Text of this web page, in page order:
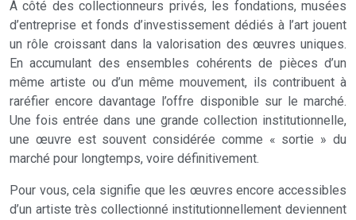
À côté des collectionneurs privés, les fondations, musées
d’entreprise et fonds d’investissement dédiés à l’art jouent
un rôle croissant dans la valorisation des œuvres uniques.
En accumulant des ensembles cohérents de pièces d’un
même artiste ou d’un même mouvement, ils contribuent à
raréfier encore davantage l’offre disponible sur le marché.
Une fois entrée dans une grande collection institutionnelle,
une œuvre est souvent considérée comme « sortie » du
marché pour longtemps, voire définitivement.
Pour vous, cela signifie que les œuvres encore accessibles
d’un artiste très collectionné institutionnellement deviennent